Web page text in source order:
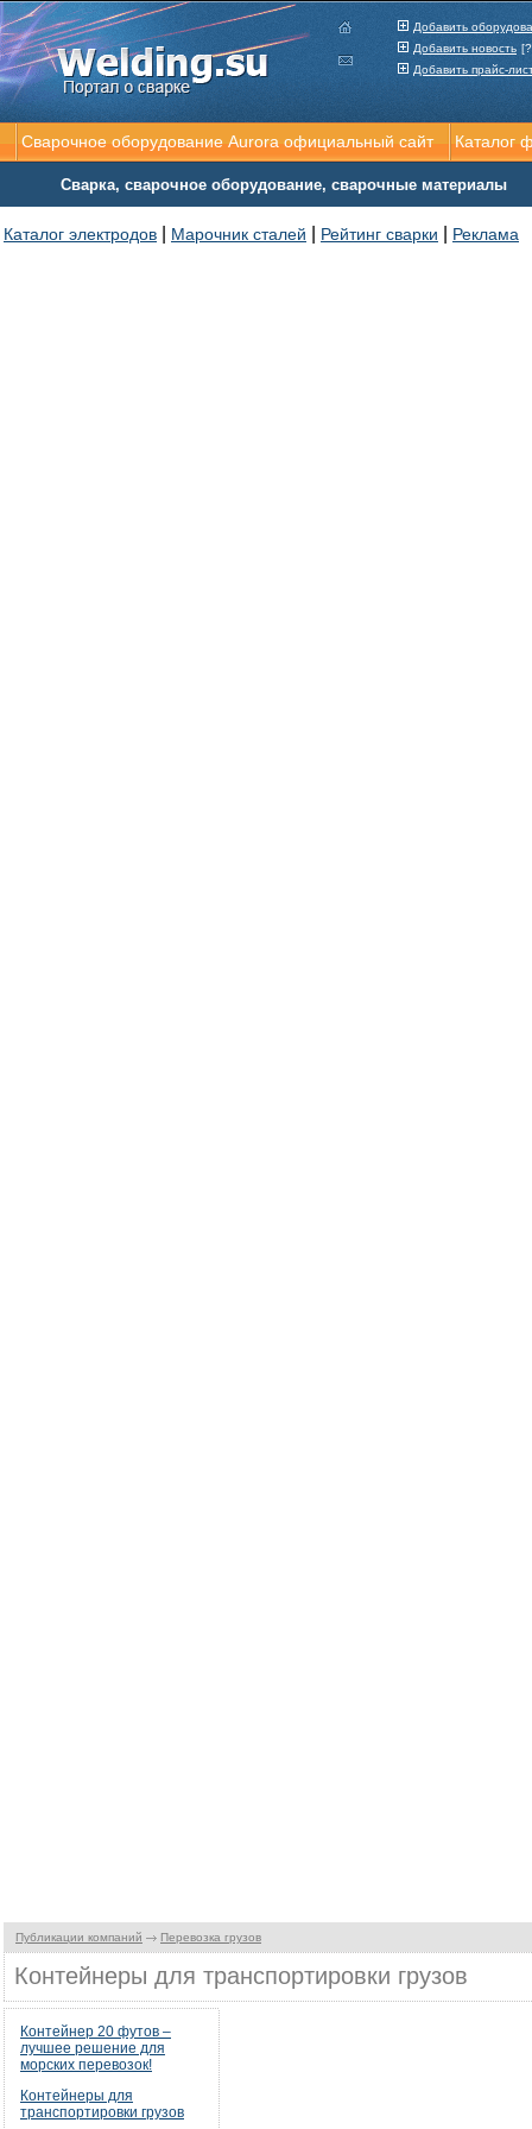
Публикации компаний Перевозка грузов
Контейнеры для транспортировки грузов
Контейнер 20 футов –
лучшее решение для
морских перевозок!
Контейнеры для
транспортировки грузов
Сварочное оборудование Aurora официальный сайт Каталог
Сварка, сварочное оборудование, сварочные материалы
Каталог электродов Марочник сталей Рейтинг сварки Реклама
Добавить
Добавить новость
Добавить прайс-